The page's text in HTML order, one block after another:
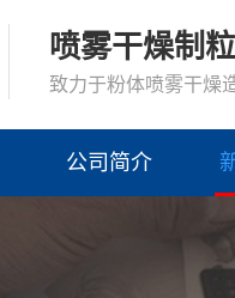
喷雾干燥制
致力于粉体喷雾干燥
公司简介